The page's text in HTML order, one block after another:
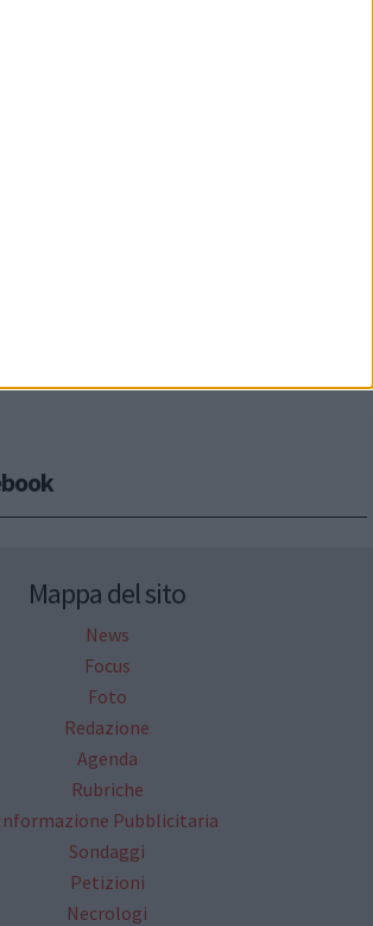
Mappa del sito
News
Focus
Foto
Redazione
Agenda
Rubriche
Informazione Pubblicitaria
Sondaggi
Petizioni
Necrologi